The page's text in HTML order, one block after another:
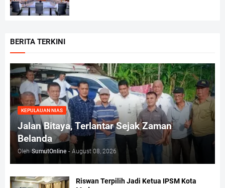
BERITA TERKINI
KEPULAUAN NIAS
Jalan Bitaya, Terlantar Sejak Zaman
Belanda
Oleh SumutOnline - August 08, 2026
Riswan Terpilih Jadi Ketua IPSM Kota